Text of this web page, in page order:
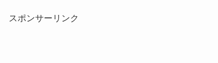
スポンサーリンク